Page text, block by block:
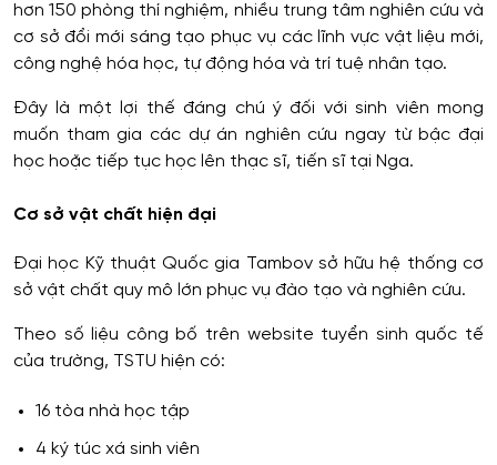
hơn 150 phòng thí nghiệm, nhiều trung tâm nghiên cứu và
cơ sở đổi mới sáng tạo phục vụ các lĩnh vực vật liệu mới,
công nghệ hóa học, tự động hóa và trí tuệ nhân tạo.
Đây là một lợi thế đáng chú ý đối với sinh viên mong
muốn tham gia các dự án nghiên cứu ngay từ bậc đại
học hoặc tiếp tục học lên thạc sĩ, tiến sĩ tại Nga.
Cơ sở vật chất hiện đại
Đại học Kỹ thuật Quốc gia Tambov sở hữu hệ thống cơ
sở vật chất quy mô lớn phục vụ đào tạo và nghiên cứu.
Theo số liệu công bố trên website tuyển sinh quốc tế
của trường, TSTU hiện có:
16 tòa nhà học tập
4 ký túc xá sinh viên